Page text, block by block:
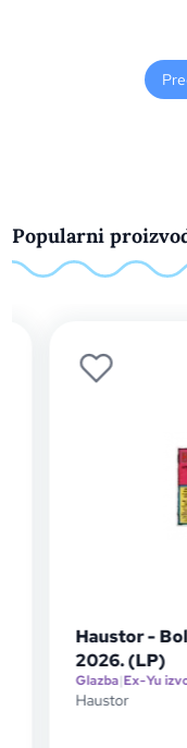
Popularni
Haustor -
2026. (LP)
Glazba|Ex-Yu
Haustor